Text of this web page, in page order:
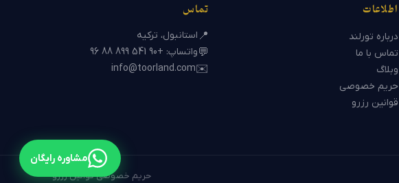
اطلاعات
درباره تورلند
تماس با ما
وبلاگ
حریم خصوصی
قوانین رزرو
تماس
📍 استانبول، ترکیه
💬واتساپ: +90 541 899 88 96
✉️
info@toorland.com
حریم خصوصی·قوانین رزرو
مشاوره رایگان